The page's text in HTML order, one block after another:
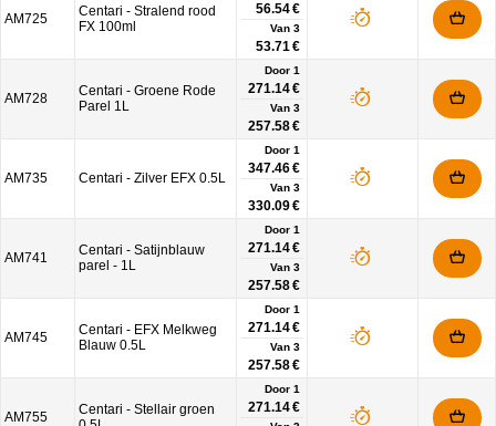
AM725
Centari - Stralend rood
FX 100ml
56.54 €
Van 3
53.71 €
AM728
Centari - Groene Rode
Parel 1L
Door 1
271.14 €
Van 3
257.58 €
AM735 Centari - Zilver EFX 0.5L
Door 1
347.46 €
Van 3
330.09 €
AM741
Centari - Satijnblauw
parel - 1L
Door 1
271.14 €
Van 3
257.58 €
AM745
Centari - EFX Melkweg
Blauw 0.5L
Door 1
271.14 €
Van 3
257.58 €
AM755
Centari - Stellair groen
Door 1
271.14 €